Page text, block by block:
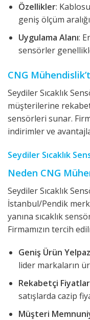
Özellikler:
geniş ölçüm
Uygulama Alanı:
sensörler
CNG
Seydiler Sıcaklık
müşterilerine
sensörleri sunar.
indirimler ve
Seydiler Sıcaklık
Neden CNG
Seydiler Sıcaklık
İstanbul/Pendik
yanına sıcaklık
Firmamızın tercih
Geniş Ürün
lider markaların
Rekabetçi Fiyatlar
satışlarda cazip
Müşteri